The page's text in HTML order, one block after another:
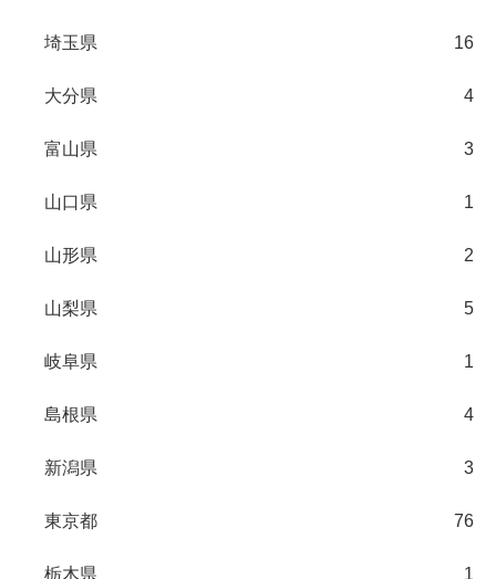
埼玉県 16
大分県 4
富山県 3
山口県 1
山形県 2
山梨県 5
岐阜県 1
島根県 4
新潟県 3
東京都 76
栃木県 1